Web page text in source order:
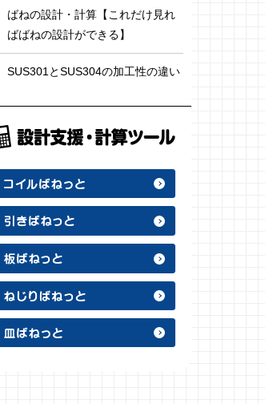
ばねの設計・計算【これだけ見れ
ばばねの設計ができる】
SUS301とSUS304の加工性の違い